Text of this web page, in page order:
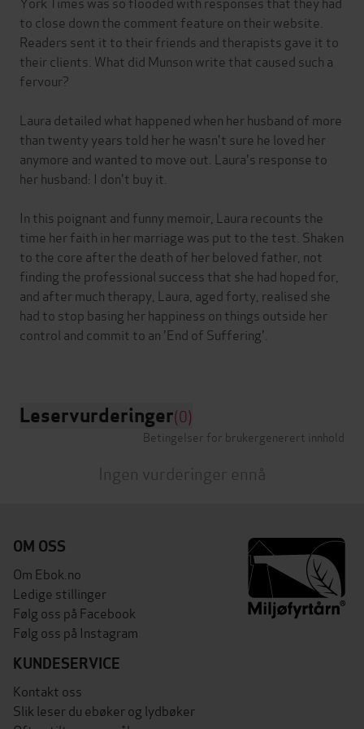
to close down the comment feature on their website.
Readers sent it to their friends and therapists gave it to
their clients. What did Munson write that caused such a
fervour?
Laura detailed what happened when her husband of more
than twenty years told her he wasn't sure he loved her
anymore and wanted to move out. Laura's response to
her husband: I don't buy it.
In this poignant and funny memoir, Laura recounts the
time her faith in her marriage was put to the test. Shaken
to the core after the death of her beloved father, not
finding the professional success that she had hoped for,
and after much therapy, Laura, aged forty, realised she
had to stop basing her happiness on things outside her
control and commit to an 'End of Suffering'.
Leservurderinger(0)
Betingelser for brukergenerert innhold
Ingen vurderinger ennå
OM OSS
Om Ebok.no
Ledige stillinger
Følg oss på Facebook
Følg oss på Instagram
KUNDESERVICE
Kontakt oss
Slik leser du ebøker og lydbøker